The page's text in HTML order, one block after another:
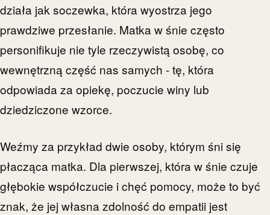
działa jak soczewka, która wyostrza jego
prawdziwe przesłanie. Matka w śnie często
personifikuje nie tyle rzeczywistą osobę, co
wewnętrzną część nas samych - tę, która
odpowiada za opiekę, poczucie winy lub
dziedziczone wzorce.
Weźmy za przykład dwie osoby, którym śni się
płacząca matka. Dla pierwszej, która w śnie czuje
głębokie współczucie i chęć pomocy, może to być
znak, że jej własna zdolność do empatii jest